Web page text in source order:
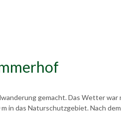
gemacht. Das Wetter
in das Naturschutzgebiet. Nach